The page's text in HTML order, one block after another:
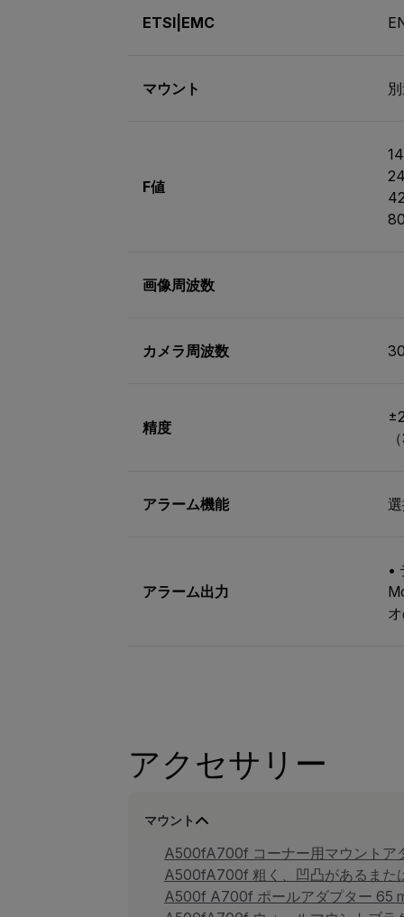
ETSI|EMC
マウント
F値
画像周波数
カメラ周波数
精度
アラーム機能
アラーム出力
•
アクセサリー
マウント
A500fA700f コーナー用マウントア
A500fA700f 粗く、凹凸があるまた
A500f A700f ポールアダプター 65